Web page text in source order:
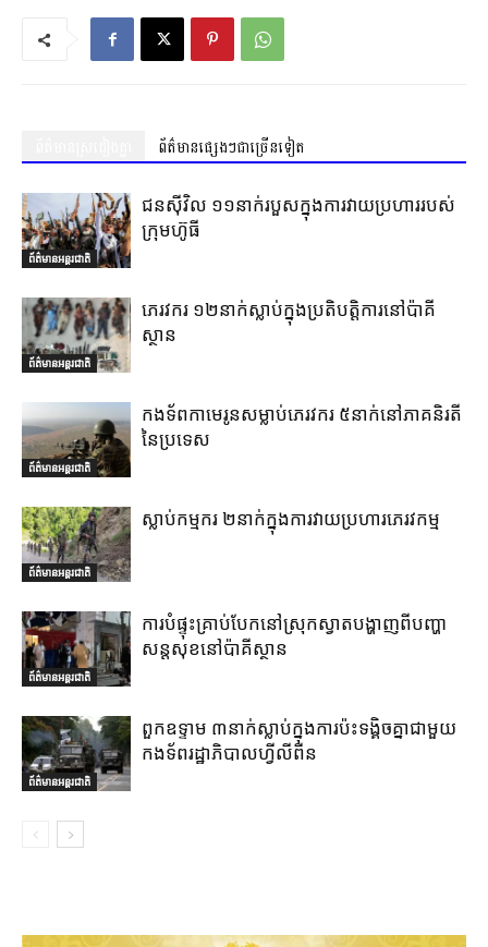
ព័ត៌មានផ្សេងៗជាច្រើនទៀត
ព័ត៌មានអន្តរជាតិ
ជនស៊ីវិល ១១នាក់របួសក្នុងការវាយប្រហាររបស់
ក្រុមហ៊ូធី
ព័ត៌មានអន្តរជាតិ
ភេរវករ ១២នាក់ស្លាប់ក្នុងប្រតិបត្តិការនៅប៉ាគី
ស្ថាន
ព័ត៌មានអន្តរជាតិ
កងទ័ពកាមេរូនសម្លាប់ភេរវករ ៥នាក់នៅភាគនិរតី
នៃប្រទេស
ព័ត៌មានអន្តរជាតិ
ស្លាប់កម្មករ ២នាក់ក្នុងការវាយប្រហារភេរវកម្ម
ព័ត៌មានអន្តរជាតិ
ការបំផ្ទុះគ្រាប់បែកនៅស្រុកស្វាតបង្ហាញពីបញ្ហា
សន្តសុខនៅប៉ាគីស្ថាន
ព័ត៌មានអន្តរជាតិ
ពួកឧទ្ទាម ៣នាក់ស្លាប់ក្នុងការប៉ះទង្គិចគ្នាជាមួយ
កងទ័ពរដ្ឋាភិបាលហ្វីលីពីន